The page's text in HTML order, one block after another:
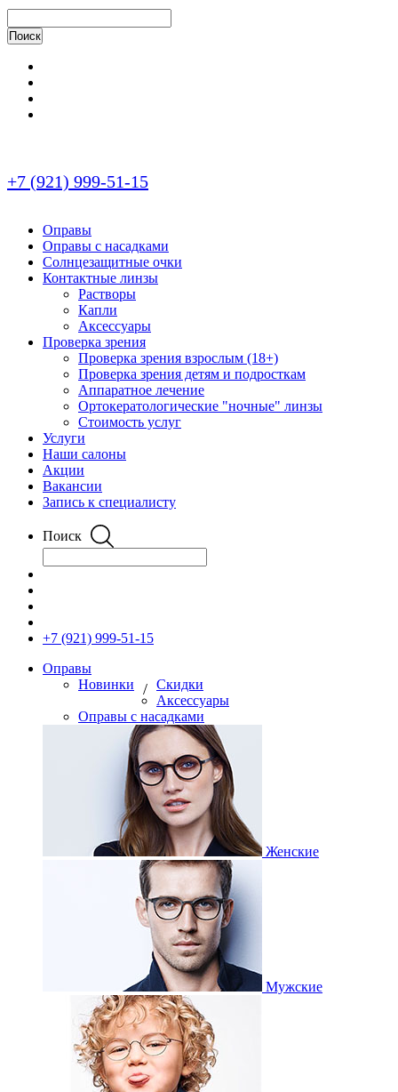
+7 (921) 999-51-15
Оправы
Оправы с насадками
Солнцезащитные очки
Контактные линзы
Растворы
Капли
Аксессуары
Проверка зрения
Проверка зрения взрослым (18+)
Проверка зрения детям и подросткам
Аппаратное лечение
Ортокератологические "ночные" линзы
Стоимость услуг
Услуги
Наши салоны
Акции
Вакансии
Запись к специалисту
Поиск
+7 (921) 999-51-15
Оправы
Новинки
/ Скидки
Аксессуары
Оправы с насадками
Женские
Мужские